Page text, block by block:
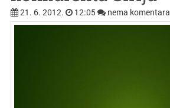
21. 6. 2012. 12:05 nema komentara